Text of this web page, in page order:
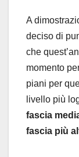
A
deciso di
che
momento
piani per
livello più
fascia
fascia più